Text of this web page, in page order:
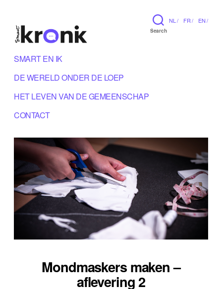
NL / FR / EN /
Search
SMART EN IK
DE WERELD ONDER DE LOEP
HET LEVEN VAN DE GEMEENSCHAP
CONTACT
Mondmaskers maken –
aflevering 2